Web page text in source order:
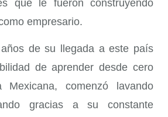
que le fueron construyendo
empresario.
de su llegada a este país
de aprender desde cero
comenzó lavando
gracias a su constante